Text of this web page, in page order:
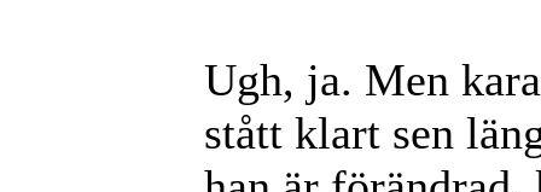
Ugh, ja. Men
stått klart sen